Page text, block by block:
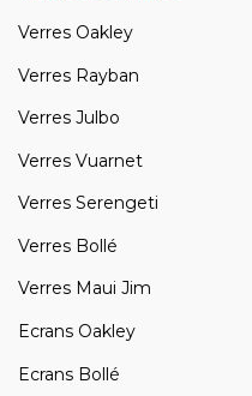
Verres Oakley
Verres Rayban
Verres Julbo
Verres Vuarnet
Verres Serengeti
Verres Bollé
Verres Maui Jim
Ecrans Oakley
Ecrans Bollé